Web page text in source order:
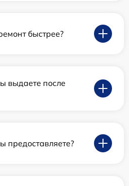
быстрее?
выдаете после
предоставляете?